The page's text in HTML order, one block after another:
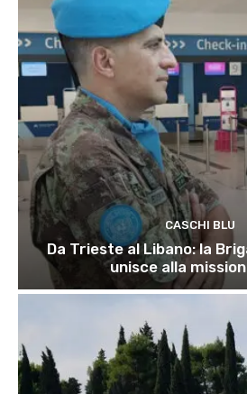
CASCHI BLU
Da Trieste al Libano: la
unisce alla